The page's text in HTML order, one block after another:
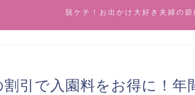
脱ケチ！お出かけ大好き夫婦の
引で入園料をお得に！年